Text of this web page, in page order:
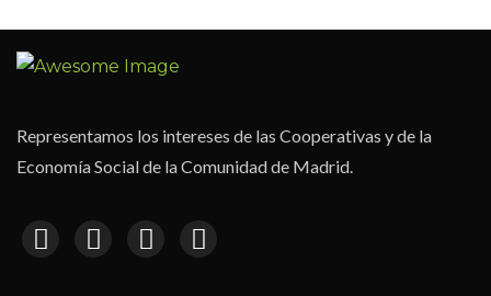
Representamos los intereses de las Cooperativas y de la
Economía Social de la Comunidad de Madrid.